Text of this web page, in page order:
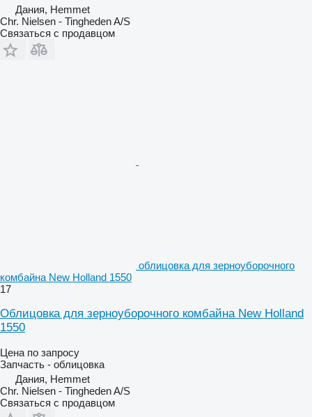
Дания, Hemmet
Chr. Nielsen - Tingheden A/S
Связаться с продавцом
облицовка для зерноуборочного
комбайна New Holland 1550
17
Облицовка для зерноуборочного комбайна New Holland
1550
Цена по запросу
Запчасть - облицовка
Дания, Hemmet
Chr. Nielsen - Tingheden A/S
Связаться с продавцом